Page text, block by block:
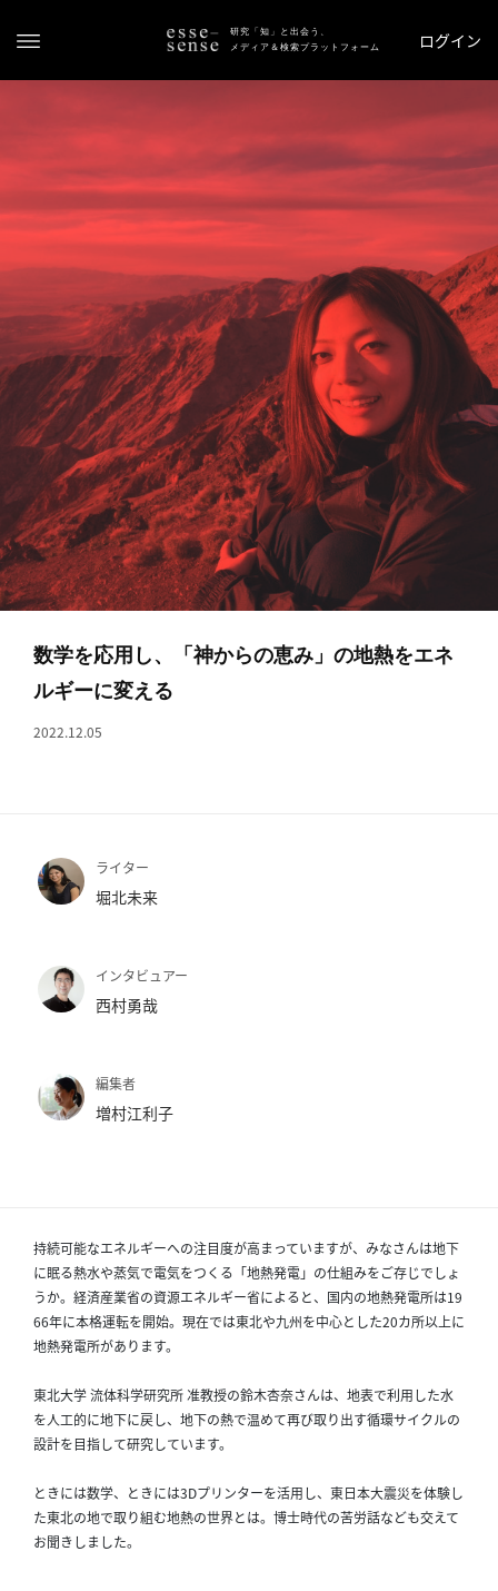
研究「知」と出会う、
メディア＆検索プラットフォーム
ログイン
ト
ッ
プ
ス
テ
ー
タ
ス
へ
記
事
覧
へ
事
の
へ
ロ
ン
へ
講
義
催/
ア
ー
イ
ブ
一
数学を応用し、「神からの恵み」の地熱をエネ
ルギーに変える
2022.12.05
ライター
堀北未来
インタビュアー
西村勇哉
編集者
増村江利子
持続可能なエネルギーへの注目度が高まっていますが、みなさんは地下
に眠る熱水や蒸気で電気をつくる「地熱発電」の仕組みをご存じでしょ
うか。経済産業省の資源エネルギー省によると、国内の地熱発電所は19
66年に本格運転を開始。現在では東北や九州を中心とした20カ所以上に
地熱発電所があります。
東北大学 流体科学研究所 准教授の鈴木杏奈さんは、地表で利用した水
を人工的に地下に戻し、地下の熱で温めて再び取り出す循環サイクルの
設計を目指して研究しています。
ときには数学、ときには3Dプリンターを活用し、東日本大震災を体験し
た東北の地で取り組む地熱の世界とは。博士時代の苦労話なども交えて
お聞きしました。